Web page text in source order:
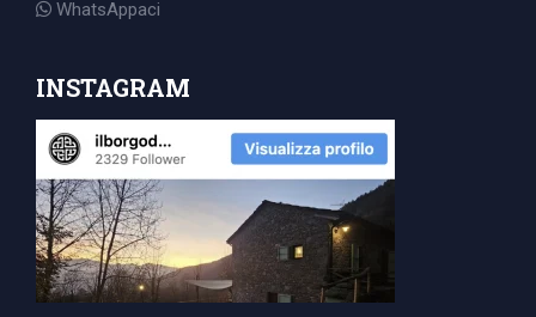
WhatsAppaci
INSTAGRAM